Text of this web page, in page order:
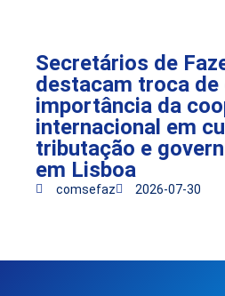
Secretários de
destacam troca de
importância da
internacional em
tributação e
em Lisboa
comsefaz 2026-07-30